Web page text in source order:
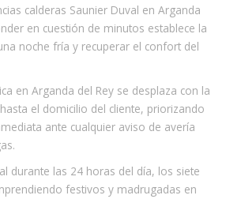
calderas Saunier Duval en Arganda
en cuestión de minutos establece la
noche fría y recuperar el confort del
en Arganda del Rey se desplaza con la
el domicilio del cliente, priorizando
ante cualquier aviso de avería
durante las 24 horas del día, los siete
festivos y madrugadas en